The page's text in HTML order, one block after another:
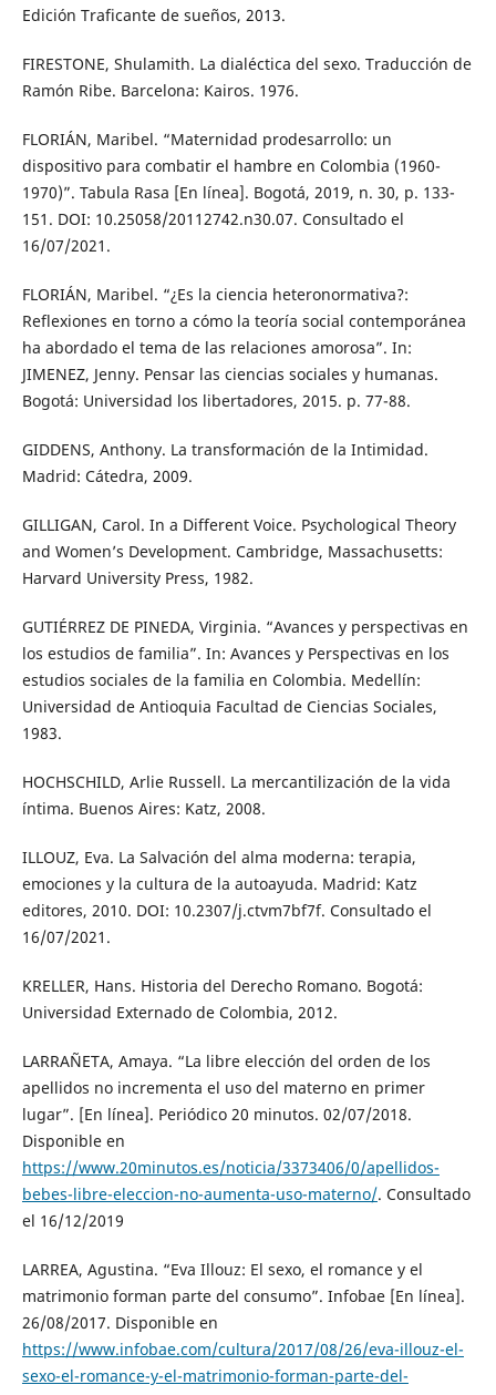
Edición Traficante de sueños, 2013.
FIRESTONE, Shulamith. La dialéctica del sexo. Traducción de
Ramón Ribe. Barcelona: Kairos. 1976.
FLORIÁN, Maribel. “Maternidad prodesarrollo: un
dispositivo para combatir el hambre en Colombia (1960-
1970)”. Tabula Rasa [En línea]. Bogotá, 2019, n. 30, p. 133-
151. DOI: 10.25058/20112742.n30.07. Consultado el
16/07/2021.
FLORIÁN, Maribel. “¿Es la ciencia heteronormativa?:
Reflexiones en torno a cómo la teoría social contemporánea
ha abordado el tema de las relaciones amorosa”. In:
JIMENEZ, Jenny. Pensar las ciencias sociales y humanas.
Bogotá: Universidad los libertadores, 2015. p. 77-88.
GIDDENS, Anthony. La transformación de la Intimidad.
Madrid: Cátedra, 2009.
GILLIGAN, Carol. In a Different Voice. Psychological Theory
and Women’s Development. Cambridge, Massachusetts:
Harvard University Press, 1982.
GUTIÉRREZ DE PINEDA, Virginia. “Avances y perspectivas en
los estudios de familia”. In: Avances y Perspectivas en los
estudios sociales de la familia en Colombia. Medellín:
Universidad de Antioquia Facultad de Ciencias Sociales,
1983.
HOCHSCHILD, Arlie Russell. La mercantilización de la vida
íntima. Buenos Aires: Katz, 2008.
ILLOUZ, Eva. La Salvación del alma moderna: terapia,
emociones y la cultura de la autoayuda. Madrid: Katz
editores, 2010. DOI: 10.2307/j.ctvm7bf7f. Consultado el
16/07/2021.
KRELLER, Hans. Historia del Derecho Romano. Bogotá:
Universidad Externado de Colombia, 2012.
LARRAÑETA, Amaya. “La libre elección del orden de los
apellidos no incrementa el uso del materno en primer
lugar”. [En línea]. Periódico 20 minutos. 02/07/2018.
Disponible en
https://www.20minutos.es/noticia/3373406/0/apellidos-
bebes-libre-eleccion-no-aumenta-uso-materno/. Consultado
el 16/12/2019
LARREA, Agustina. “Eva Illouz: El sexo, el romance y el
matrimonio forman parte del consumo”. Infobae [En línea].
26/08/2017. Disponible en
https://www.infobae.com/cultura/2017/08/26/eva-illouz-el-
sexo-el-romance-y-el-matrimonio-forman-parte-del-